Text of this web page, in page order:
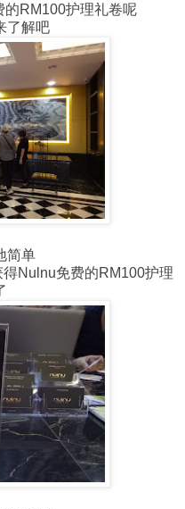
的RM100护理礼卷呢
了解吧
简单
Nulnu免费的RM100护理